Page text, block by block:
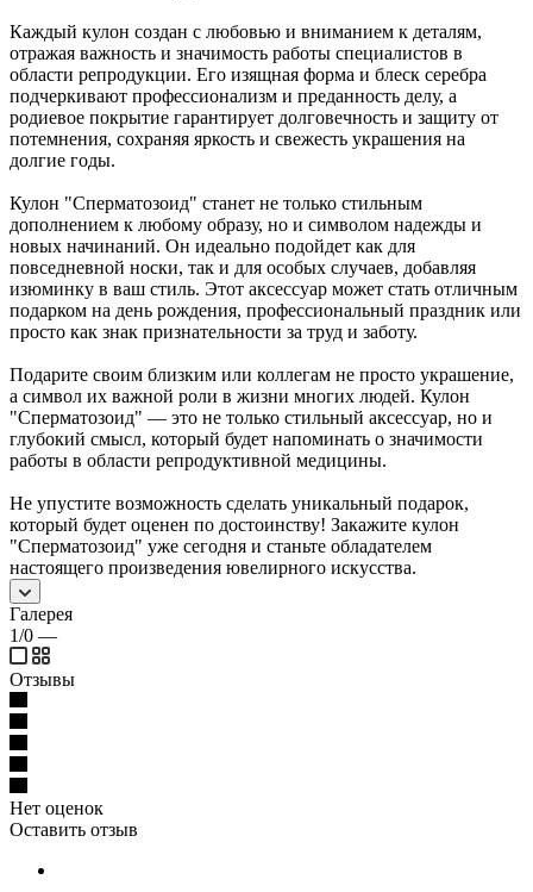
Каждый кулон создан с любовью и вниманием к деталям,
отражая важность и значимость работы специалистов в
области репродукции. Его изящная форма и блеск серебра
подчеркивают профессионализм и преданность делу, а
родиевое покрытие гарантирует долговечность и защиту от
потемнения, сохраняя яркость и свежесть украшения на
долгие годы.
Кулон "Сперматозоид" станет не только стильным
дополнением к любому образу, но и символом надежды и
новых начинаний. Он идеально подойдет как для
повседневной носки, так и для особых случаев, добавляя
изюминку в ваш стиль. Этот аксессуар может стать отличным
подарком на день рождения, профессиональный праздник или
просто как знак признательности за труд и заботу.
Подарите своим близким или коллегам не просто украшение,
а символ их важной роли в жизни многих людей. Кулон
"Сперматозоид" — это не только стильный аксессуар, но и
глубокий смысл, который будет напоминать о значимости
работы в области репродуктивной медицины.
Не упустите возможность сделать уникальный подарок,
который будет оценен по достоинству! Закажите кулон
"Сперматозоид" уже сегодня и станьте обладателем
настоящего произведения ювелирного искусства.
Галерея
1/0 —
Отзывы
Нет оценок
Оставить отзыв